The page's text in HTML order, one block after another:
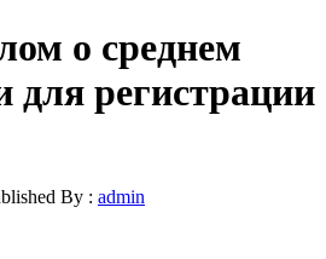
о среднем
для регистрации
By : admin